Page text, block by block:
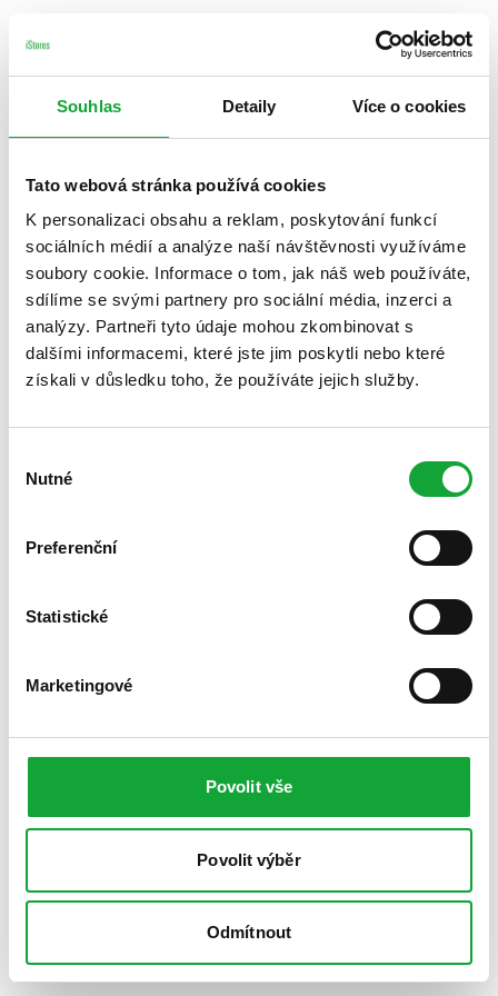
Souhlas Detaily Více o cookies
Tato webová stránka používá cookies
K personalizaci obsahu a reklam, poskytování funkcí
sociálních médií a analýze naší návštěvnosti využíváme
soubory cookie. Informace o tom, jak náš web používáte,
sdílíme se svými partnery pro sociální média, inzerci a
analýzy. Partneři tyto údaje mohou zkombinovat s
dalšími informacemi, které jste jim poskytli nebo které
získali v důsledku toho, že používáte jejich služby.
souhlasu
Nutné
Preferenční
Statistické
Marketingové
Povolit vše
Povolit výběr
Odmítnout